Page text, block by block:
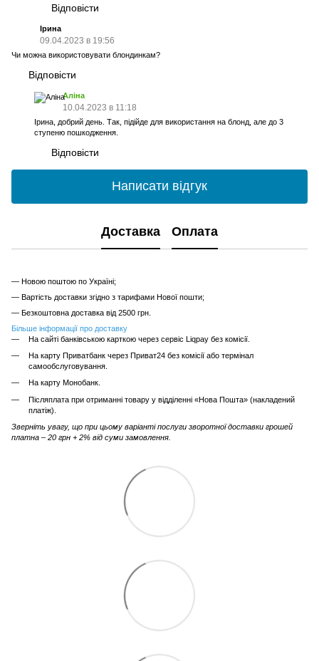
Відповісти
Ірина
09.04.2023 в 19:56
Чи можна використовувати блондинкам?
Відповісти
Аліна
10.04.2023 в 11:18
Ірина, добрий день. Так, підійде для використання на блонд, але до 3
ступеню пошкодження.
Відповісти
Написати відгук
Доставка Оплата
— Новою поштою по Україні;
— Вартість доставки згідно з тарифами Нової пошти;
— Безкоштовна доставка від 2500 грн.
Більше інформації про доставку
На сайті банківською карткою через сервіс Liqpay без комісії.
На карту Приватбанк через Приват24 без комісії або термінал
самообслуговування.
На карту Монобанк.
Післяплата при отриманні товару у відділенні «Нова Пошта» (накладений
платіж).
Зверніть увагу, що при цьому варіанті послуги зворотної доставки грошей
платна – 20 грн + 2% від суми замовлення.